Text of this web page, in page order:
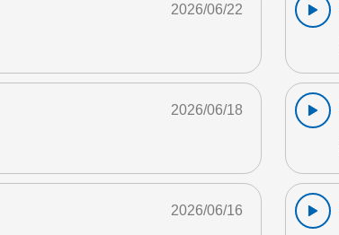
2026/06/22
2026/06/18
2026/06/16